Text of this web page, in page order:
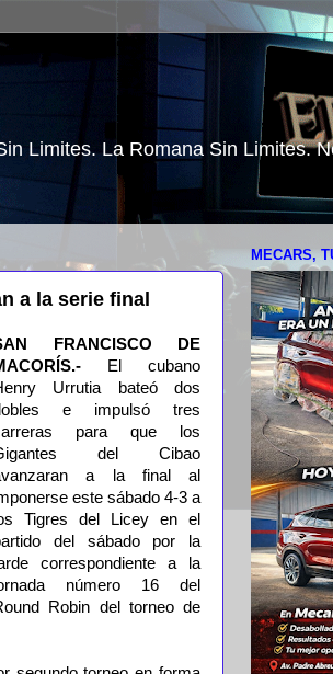
Limites. La Romana Sin Limites.
a la serie final
FRANCISCO DE
El cubano
Urrutia bateó dos
e impulsó tres
para que los
del Cibao
a la final al
este sábado 4-3 a
Tigres del Licey en el
del sábado por la
correspondiente a la
número 16 del
Robin del torneo de
MECARS,